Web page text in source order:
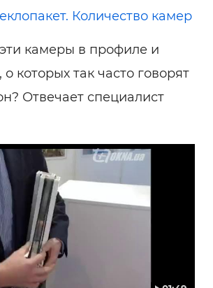
Количество камер
камеры в профиле и
о которых так часто говорят
Отвечает специалист